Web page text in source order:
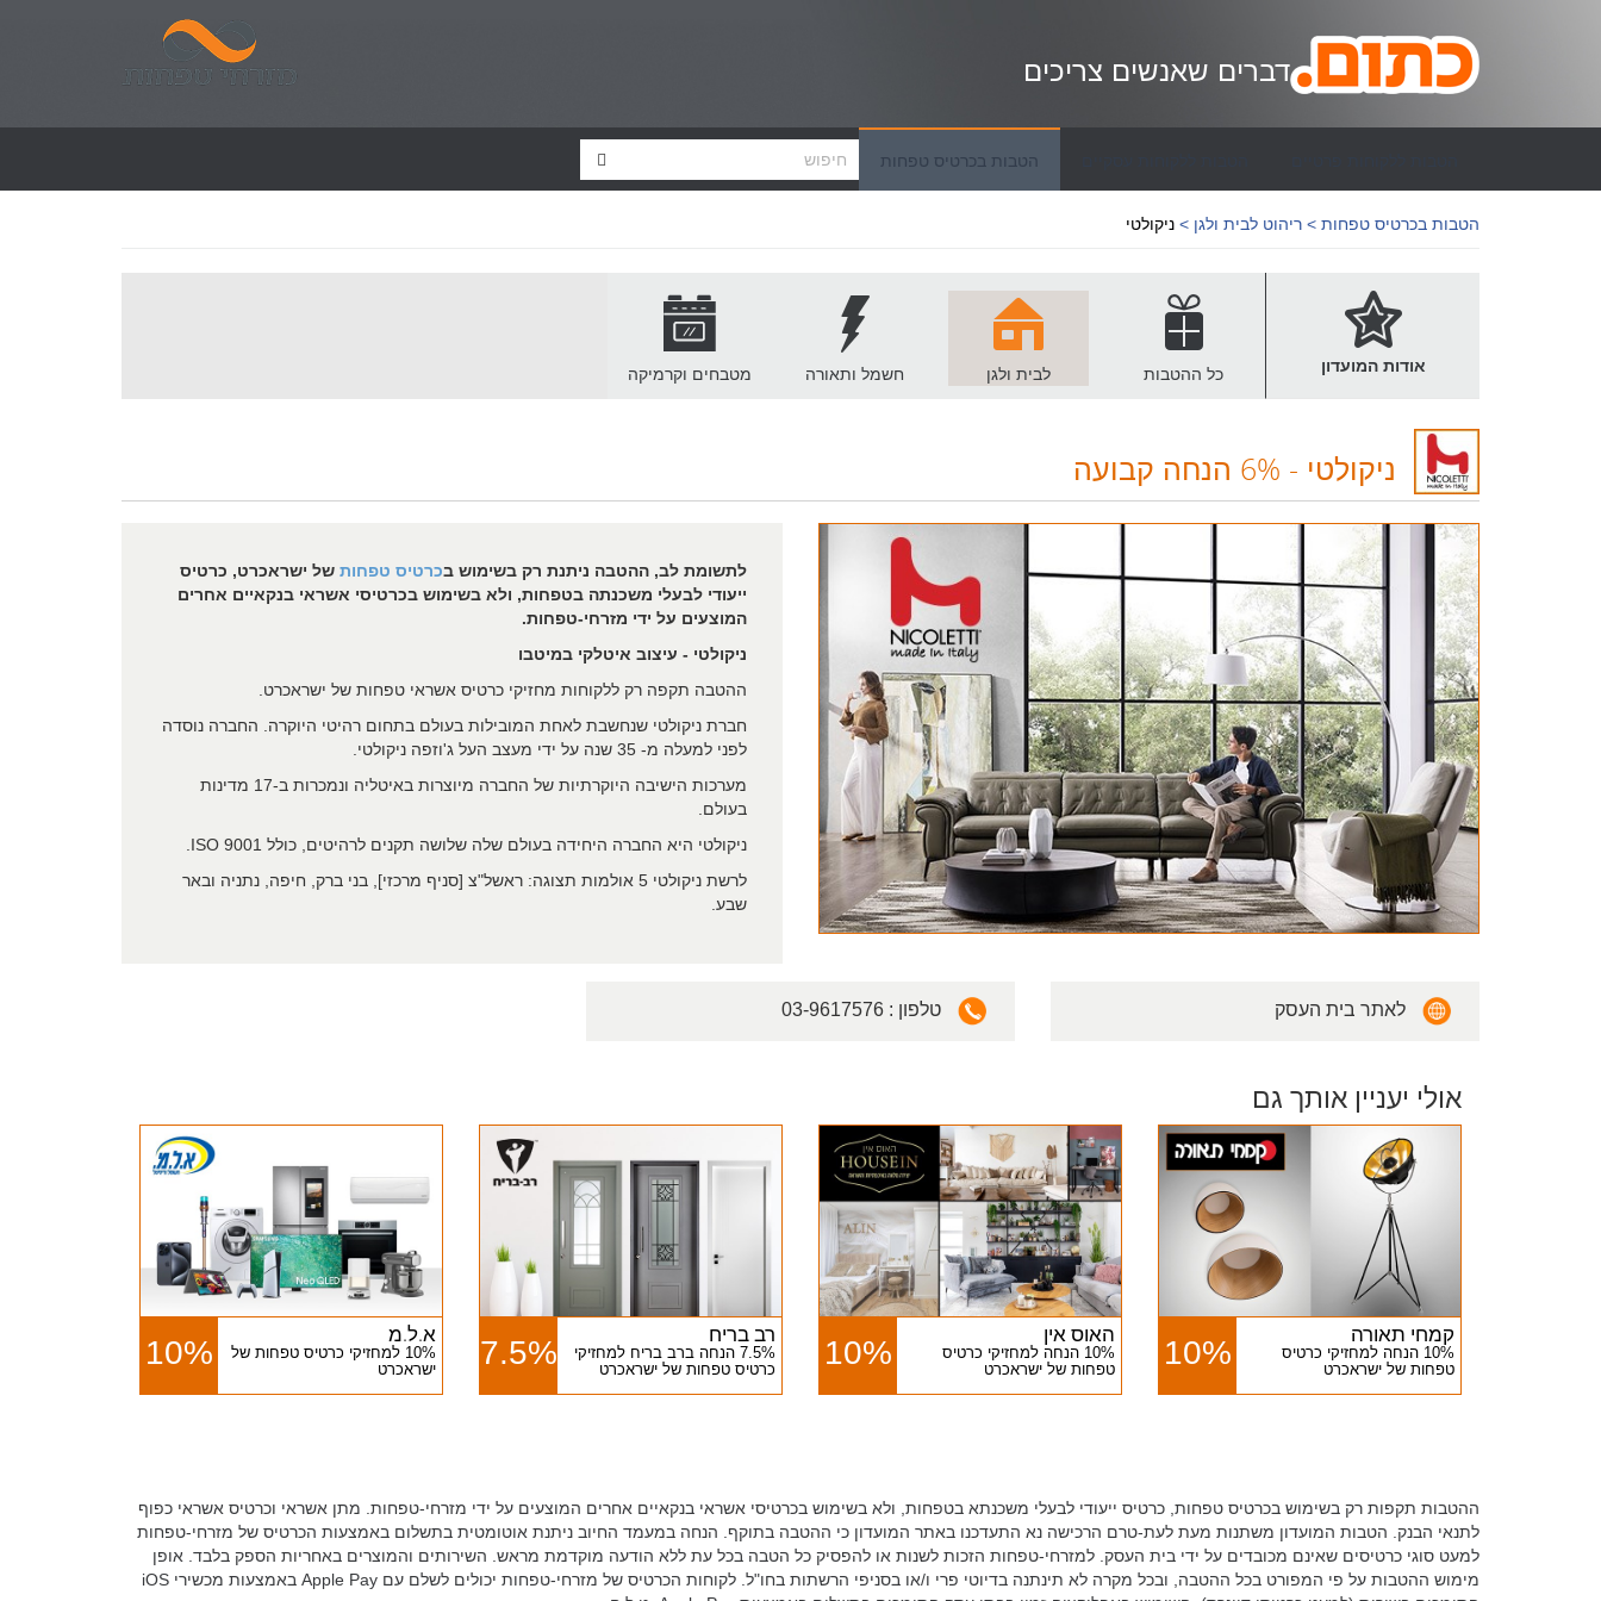
דברים שאנשים צריכים
הטבות בכרטיס טפחות
הטבות בכרטיס טפחות > ריהוט לבית ולגן > ניקולטי
אודות המועדון כל ההטבות לבית ולגן חשמל ותאורה מטבחים וקרמיקה
ניקולטי - 6% הנחה קבועה
לתשומת לב, ההטבה ניתנת רק בשימוש בכרטיס טפח​ות של ישראכרט​​​, כרטיס
ייעודי לבעלי משכנתה בטפחות, ולא בשימוש בכרטיסי אשראי בנקאיים אחרים
המוצעים על ידי מזרחי-טפחות.
ניקולטי - עיצוב איטלקי במיטבו
ההטבה תקפה רק ללקוחות מחזיקי כרטיס אשראי טפחות של ישראכרט. ​
חברת ניקולטי שנחשבת לאחת המובילות בעולם בתחום רהיטי היוקרה. ​החברה נוסדה
לפני למעלה מ- 35 שנה על ידי מעצב העל ג'וזפה ניקולטי.
מערכות הישיבה היוקרתיות של החברה מיוצרות באיטליה ונמכרות ב-17 מדינות
בעולם.
ניקולטי היא החברה היחידה בעולם שלה שלושה תקנים לרהיטים, כולל ISO 9001.
לרשת ניקולטי 5 אולמות תצוגה: ראשל"צ [סניף מרכזי], בני ברק, חיפה, נתניה ובאר
שבע.
לאתר בית העסק 03-9617576 : טלפון
אולי יעניין אותך גם
קמחי תאורה
10% הנחה למחזיקי כרטיס
טפחות של ישראכרט
10%
האוס אין
10% הנחה למחזיקי כרטיס
טפחות של ישראכרט
10%
רב בריח
7.5% הנחה ברב בריח למחזיקי
כרטיס טפחות של ישראכרט
7.5%
א.ל.מ
10% למחזיקי כרטיס טפחות של
ישראכרט
10%
ההטבות תקפות רק בשימוש בכרטיס טפחות, כרטיס ייעודי לבעלי משכנתא בטפחות, ולא בשימוש בכרטיסי אשראי בנקאיים אחרים המוצעים על ידי מזרחי-טפחות. מתן אשראי וכרטיס אשראי כפוף
לתנאי הבנק. הטבות המועדון משתנות מעת לעת-טרם הרכישה נא התעדכנו באתר המועדון כי ההטבה בתוקף. הנחה במעמד החיוב ניתנת אוטומטית בתשלום באמצעות הכרטיס של מזרחי-טפחות
למעט סוגי כרטיסים שאינם מכובדים על ידי בית העסק. למזרחי-טפחות הזכות לשנות או להפסיק כל הטבה בכל עת ללא הודעה מוקדמת מראש. השירותים והמוצרים באחריות הספק בלבד. אופן
מימוש ההטבות על פי המפורט בכל ההטבה, ובכל מקרה לא תינתנה בדיוטי פרי ו/או בסניפי הרשתות בחו"ל. לקוחות הכרטיס של מזרחי-טפחות יכולים לשלם עם Apple Pay באמצעות מכשירי iOS